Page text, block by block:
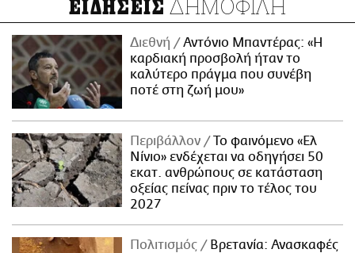
ΕΙΔΗΣΕΙΣ ΔΗΜΟΦΙΛΗ
Διεθνή
Αντόνιο Μπαντέρας: «Η
καρδιακή προσβολή ήταν το
καλύτερο πράγμα που συνέβη
ποτέ στη ζωή μου»
Περιβάλλον
Το φαινόμενο «Ελ
Νίνιο» ενδέχεται να οδηγήσει 50
εκατ. ανθρώπους σε κατάσταση
οξείας πείνας πριν το τέλος του
2027
Πολιτισμός
Βρετανία: Ανασκαφές